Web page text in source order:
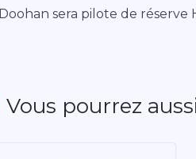
Doohan sera pilote de réserve
Vous pourrez